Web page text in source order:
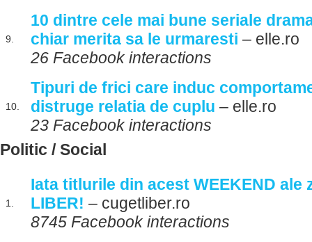
9.
10 dintre cele mai bune seriale
chiar merita sa le urmaresti – elle.ro
26 Facebook interactions
10.
Tipuri de frici care induc
distruge relatia de cuplu – elle.ro
23 Facebook interactions
Politic / Social
1.
Iata titlurile din acest WEEKEND ale
LIBER! – cugetliber.ro
8745 Facebook interactions